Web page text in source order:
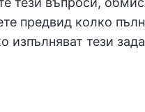
предвид колко
изпълняват тези